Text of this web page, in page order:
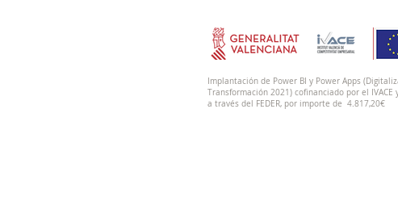
Implantación de Power BI y Power Apps
Transformación 2021) cofinanciado por el IVACE
a través del FEDER, por importe de 4.817,20€